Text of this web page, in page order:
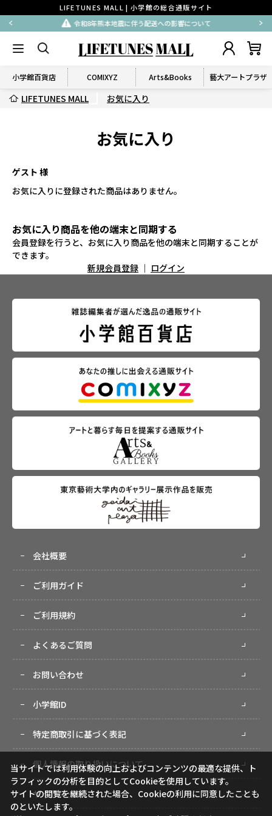
LIFETUNES MALL | 小学館の総合通販サイト
令和8年熊本地震に伴う配送への影響について
小学館百貨店 COMIXYZ Arts&Books 藝大アートプラザ
LIFETUNES MALL お気に入り
お気に入り
ゲスト 様
お気に入りに登録された商品はありません。
お気に入り商品を他の端末と同期する
会員登録を行うと、お気に入り商品を他の端末と同期することが
できます。
新規会員登録 ｜ ログイン
会社概要
ご利用ガイド
ご利用規約
よくあるご質問
お問い合わせ
小学館ID
特定商取引に基づく表記
個人情報の取り扱いについて
サイトマップ
当サイトでは利用体験の向上およびコンテンツの最適な提供、ト
ラフィックの分析を目的としてCookieを使用しています。
サイトの閲覧を継続された場合、Cookieの利用に同意したことも
のといたします。